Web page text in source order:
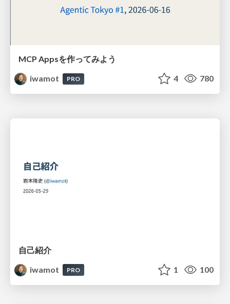
MCP Appsを作ってみよう
iwamot
PRO 4 780
自己紹介
iwamot
PRO 1 100